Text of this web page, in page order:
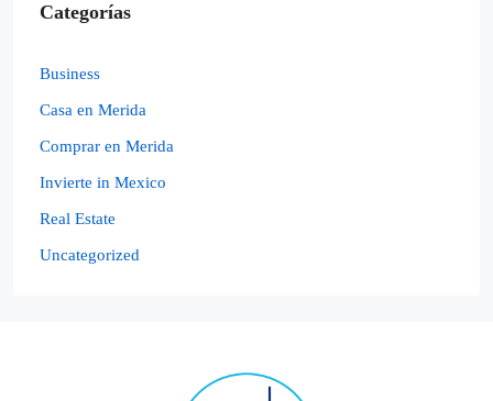
Categorías
Business
Casa en Merida
Comprar en Merida
Invierte in Mexico
Real Estate
Uncategorized